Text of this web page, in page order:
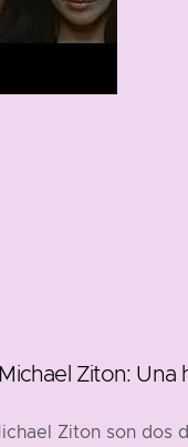
Ziton: Una
Ziton son